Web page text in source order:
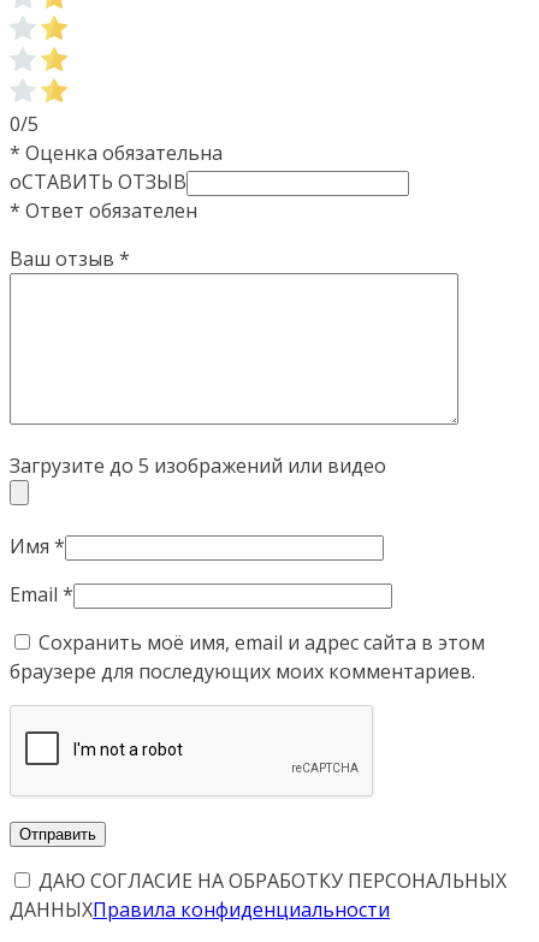
0/5
* Оценка обязательна
оСТАВИТЬ ОТЗЫВ
* Ответ обязателен
Ваш отзыв *
Загрузите до 5 изображений или видео
Имя *
Email *
Сохранить моё имя, email и адрес сайта в этом
браузере для последующих моих комментариев.
ДАЮ СОГЛАСИЕ НА ОБРАБОТКУ ПЕРСОНАЛЬНЫХ
ДАННЫХПравила конфиденциальности